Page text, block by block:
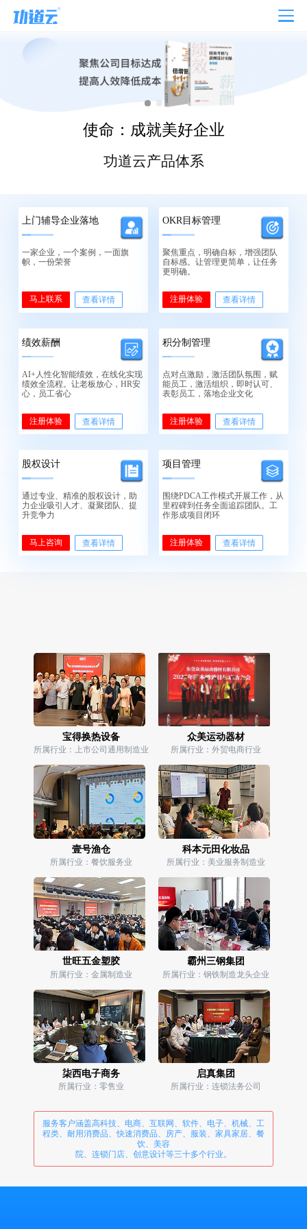
使命：成就美好企业
功道云产品体系
上门辅导企业落地
一家企业，一个案例，一面旗
帜，一份荣誉
马上联系 查看详情
OKR目标管理
聚焦重点，明确自标，增强团队
自标感。让管理更简单，让任务
更明确。
注册体验 查看详情
绩效薪酬
AI+人性化智能绩效，在线化实现
绩效全流程。让老板放心，HR安
心，员工省心
注册体验 查看详情
积分制管理
点对点激励，激活团队氛围，赋
能员工，激活组织，即时认可、
表彰员工，落地企业文化
注册体验 查看详情
股权设计
通过专业、精准的股权设计，助
力企业吸引人才、凝聚团队、提
升竞争力
马上咨询 查看详情
项目管理
围绕PDCA工作模式开展工作，从
里程碑到任务全面追踪团队。工
作形成项目闭环
注册体验 查看详情
宝得换热设备
所属行业：上市公司通用制造业
众美运动器材
所属行业：外贸电商行业
壹号渔仓
所属行业：餐饮服务业
科本元田化妆品
所属行业：美业服务制造业
世旺五金塑胶
所属行业：金属制造业
霸州三钢集团
所属行业：钢铁制造龙头企业
柒西电子商务
所属行业：零售业
启真集团
所属行业：连锁法务公司
服务客户涵盖高科技、电商、互联网、软件、电子、机械、工
程类、耐用消费品、快速消费品、房产、服装、家具家居、餐
饮、美容
院、连锁门店、创意设计等三十多个行业。